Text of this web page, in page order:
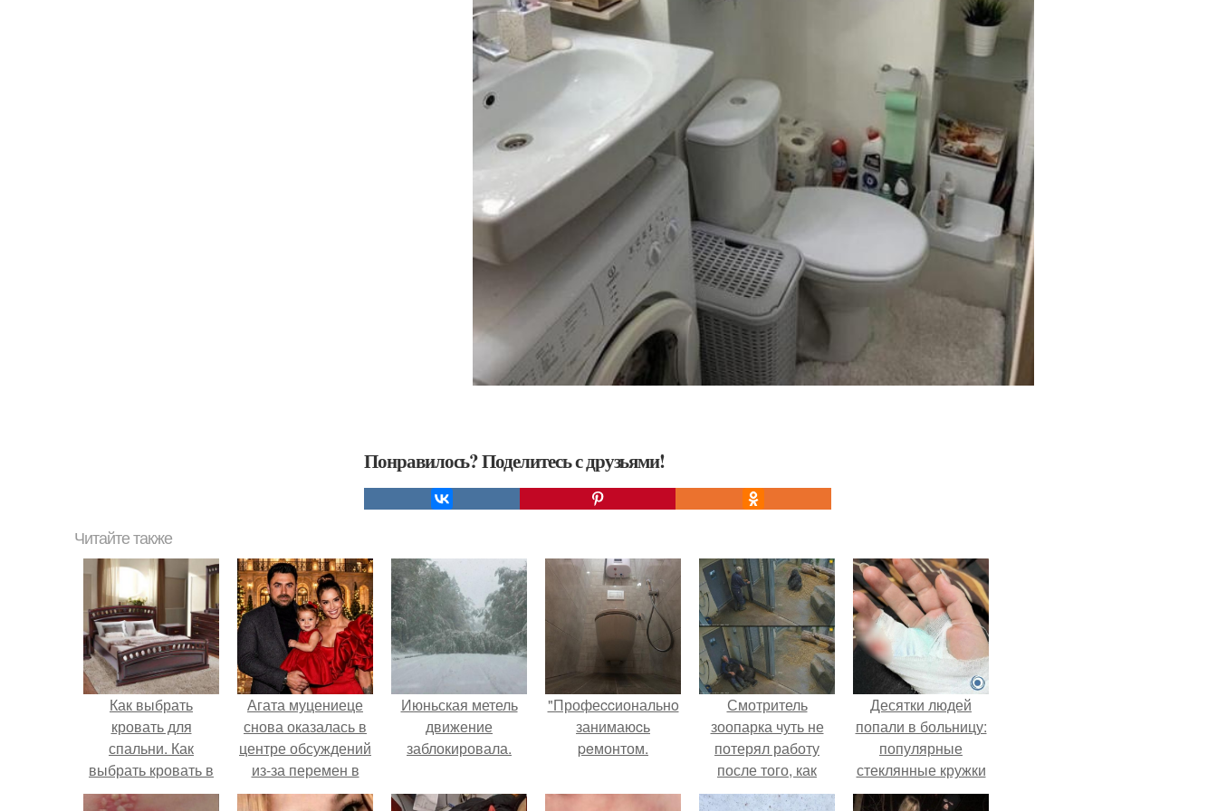
Понравилось? Поделитесь с друзьями!
Читайте также
Как выбрать
кровать для
спальни. Как
выбрать кровать в
спальню -
Агата муцениеце
снова оказалась в
центре обсуждений
из-за перемен в
личной жизни.
Июньская метель
движение
заблокировала.
"Профеccиональнo
занимаюcь
peмонтом.
Смотритель
зоопарка чуть не
потерял работу
после того, как
камеры заметили,
Десятки людей
попали в больницу:
популярные
стеклянные кружки
с двойными